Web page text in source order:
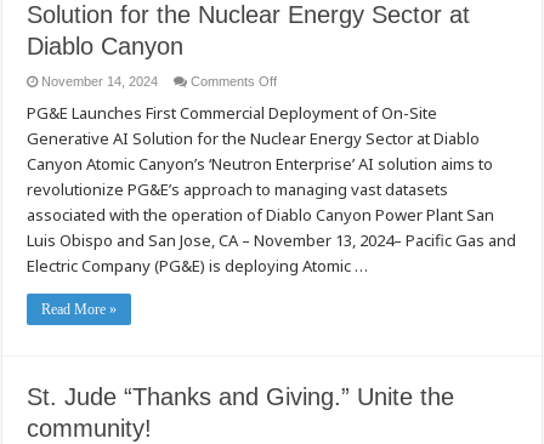
Solution for the Nuclear Energy Sector at
Diablo Canyon
November 14, 2024 Comments Offon
Launches
First
Commercial
Deployment
of
Site
Generative
AI
Solution
the
PG&E Launches First Commercial Deployment of On-Site
Generative AI Solution for the Nuclear Energy Sector at Diablo
Canyon Atomic Canyon’s ‘Neutron Enterprise’ AI solution aims to
revolutionize PG&E’s approach to managing vast datasets
associated with the operation of Diablo Canyon Power Plant San
Luis Obispo and San Jose, CA – November 13, 2024– Pacific Gas and
Electric Company (PG&E) is deploying Atomic …
Read More »
St. Jude “Thanks and Giving.” Unite the
community!